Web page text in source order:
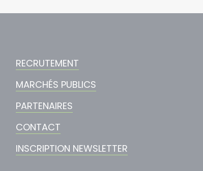
RECRUTEMENT
MARCHÉS PUBLICS
PARTENAIRES
CONTACT
INSCRIPTION NEWSLETTER